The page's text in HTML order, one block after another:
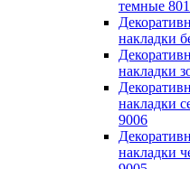
темные
накладки
накладки
накладки
9006
накладки